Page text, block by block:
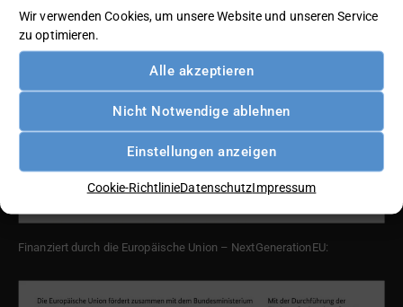
Wir verwenden Cookies, um unsere Website und unseren Service
zu optimieren.
Alle akzeptieren
Nicht Notwendige ablehnen
Einstellungen anzeigen
Cookie-RichtlinieDatenschutzImpressum
Gefördert durch den Freistaat Sachsen:
Finanziert durch die Europäische Union – NextGenerationEU: